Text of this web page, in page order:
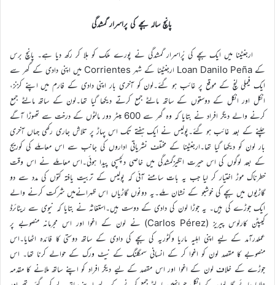
پانچ سالہ بچے کی پراسرار گمشدگی
ارجنٹینا میں ایک بچے کی پُراسرار گمشدگی نے پورے ملک کو ہلا کر رکھ دیا ہے۔ پانچ برس
کے Loan Danilo Peña ارجنٹینا کے شہر Corrientes میں اپنی دادی کے گھر سے
ایک فیملی لنچ کے موقع پر غائب ہو گئے۔لون کو آخری بار اپنی دادی کے فارم میں اپنے کزنز،
انکل اور انکل کے دوستوں کے ساتھ مالٹے جمع کرتے دیکھا گیا تھا۔لون کے ساتھ مالٹے جمع
کرنے والے دیگر افراد نے بتایا کہ وہ گھر سے 600 میٹر دور مالٹوں کے درخت سے تھوڑا آگے
چلنے کے بعد غائب ہو گئے۔پولیس نے ایک ہفتے تک اس پہاڑ پر تلاش جاری رکھی جہاں آخری
بار لون کو دیکھا گیا تھا۔ارجنٹینا کے مختلف نشریاتی اداروں کی جانب سے اس معاملے کی کوریج
کے بعد لوگوں کی اس حیرت انگیزگمشدگی میں خاصی دلچسپی پیدا ہوئی۔اس معاملے نے اس وقت
خطرناک موڑ اختیار کر لیا جب یہ بات سامنے آئی کہ پولیس کے تربیت یافتہ کتوں کی مدد سے دو
گاڑیوں میں بچے کی خوشبو کے نشان ملے۔یہ دونوں گاڑیاں اس ظہرانےمیں شرکت کرنے والے
ایک جوڑے کی ہیں۔ یہ جوڑا لون کی دادی کے دوست ہیں۔استغاثہ نے بتایا کہ نیوی سے ریٹائرڈ
کیپٹن کارلوس پیریز (Carlos Pérez) نے لون کے اغوا اور اس مجرمانہ منصوبے پر
عملدرآمد کے لیے اپنی اہلیہ ماریا وکٹوریہ کی بچے کی دادی کے ساتھ دوستی کا فائدہ اٹھایا۔اس
منصوبے کا مقصد لون کو اغوا کر کے انسانی سمگلنگ کے نیٹ ورک کے حوالے کرنا تھا۔ اس
جوڑے کے خلاف لون کے اغوا اور اس مقصد کے لیے دیگر افراد کو اپنے ساتھ ملانے کا مقدمہ